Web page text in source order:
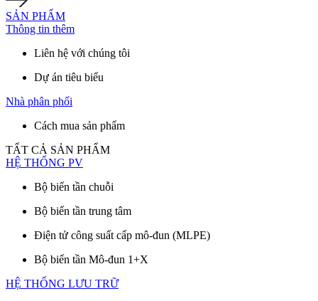
SẢN PHẨM
Thông tin thêm
Liên hệ với chúng tôi
Dự án tiêu biểu
Nhà phân phối
Cách mua sản phẩm
TẤT CẢ SẢN PHẨM
HỆ THỐNG PV
Bộ biến tần chuỗi
Bộ biến tần trung tâm
Điện tử công suất cấp mô-đun (MLPE)
Bộ biến tần Mô-đun 1+X
HỆ THỐNG LƯU TRỮ